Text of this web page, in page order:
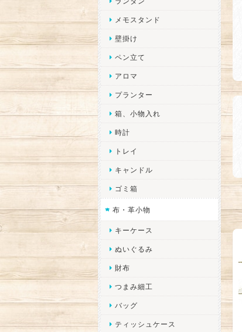
メモスタンド
壁掛け
ペン立て
アロマ
プランター
箱、小物入れ
時計
トレイ
キャンドル
ゴミ箱
布・革小物
キーケース
ぬいぐるみ
財布
つまみ細工
バッグ
ティッシュケース